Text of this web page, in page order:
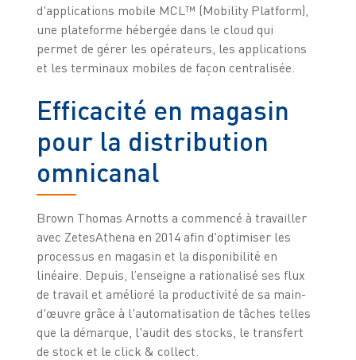
d'applications mobile MCL™ (Mobility Platform),
une plateforme hébergée dans le cloud qui
permet de gérer les opérateurs, les applications
et les terminaux mobiles de façon centralisée.
Efficacité en magasin
pour la distribution
omnicanal
Brown Thomas Arnotts a commencé à travailler
avec ZetesAthena en 2014 afin d'optimiser les
processus en magasin et la disponibilité en
linéaire. Depuis, l’enseigne a rationalisé ses flux
de travail et amélioré la productivité de sa main-
d'œuvre grâce à l'automatisation de tâches telles
que la démarque, l'audit des stocks, le transfert
de stock et le click & collect.